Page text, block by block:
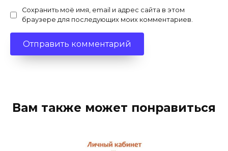
Сохранить моё имя, email и адрес сайта в этом
браузере для последующих моих комментариев.
Вам также может понравиться